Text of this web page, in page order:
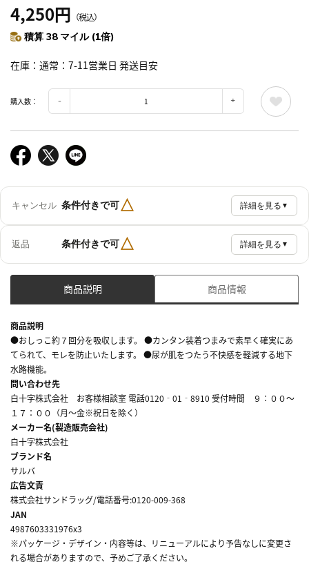
4,250円 （税込）
積算 38 マイル (1倍)
在庫 通常：7-11営業日 発送目安
購入数：
キャンセル 条件付きで可△ 詳細を見る ▼
返品 条件付きで可△ 詳細を見る ▼
商品説明 商品情報
商品説明
●おしっこ約７回分を吸収します。 ●カンタン装着つまみで素早く確実にあ
てられて、モレを防止いたします。 ●尿が肌をつたう不快感を軽減する地下
水路機能。
問い合わせ先
白十字株式会社 お客様相談室 電話0120‐01‐8910 受付時間 ９：００～
１７：００（月～金※祝日を除く）
メーカー名(製造販売会社)
白十字株式会社
ブランド名
サルバ
広告文責
株式会社サンドラッグ/電話番号:0120-009-368
JAN
4987603331976x3
※パッケージ・デザイン・内容等は、リニューアルにより予告なしに変更さ
れる場合がありますので、予めご了承ください。